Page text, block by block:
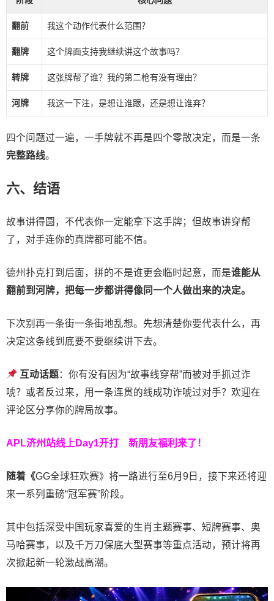
翻前 我这个动作代表什么范围？
翻牌 这个牌面支持我继续讲这个故事吗？
转牌 这张牌帮了谁？我的第二枪有没有理由？
河牌 我这一下注，是想让谁跟，还是想让谁弃？
四个问题过一遍，一手牌就不再是四个零散决定，而是一条
完整路线。
六、结语
故事讲得圆，不代表你一定能拿下这手牌；但故事讲穿帮
了，对手连你的真牌都可能不信。
德州扑克打到后面，拼的不是谁更会临时起意，而是谁能从
翻前到河牌，把每一步都讲得像同一个人做出来的决定。
下次别再一条街一条街地乱想。先想清楚你要代表什么，再
决定这条线到底要不要继续讲下去。
互动话题：你有没有因为“故事线穿帮”而被对手抓过诈
唬？或者反过来，用一条连贯的线成功诈唬过对手？欢迎在
评论区分享你的牌局故事。
APL济州站线上Day1开打 新朋友福利来了！
随着《GG全球狂欢赛》将一路进行至6月9日，接下来还将迎
来一系列重磅“冠军赛”阶段。
其中包括深受中国玩家喜爱的生肖主题赛事、短牌赛事、奥
马哈赛事，以及千万刀保底大型赛事等重点活动，预计将再
次掀起新一轮激战高潮。